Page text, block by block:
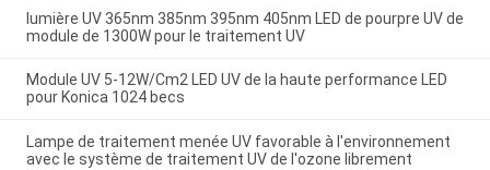
lumière UV 365nm 385nm 395nm 405nm LED de pourpre UV de
module de 1300W pour le traitement UV
Module UV 5-12W/Cm2 LED UV de la haute performance LED
pour Konica 1024 becs
Lampe de traitement menée UV favorable à l'environnement
avec le système de traitement UV de l'ozone librement